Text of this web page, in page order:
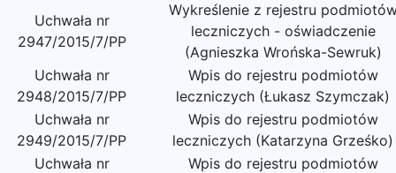
Uchwała nr
2947/2015/7/PP
Wykreślenie z rejestru
leczniczych - oświadczenie
(Agnieszka Wrońska-Sewruk)
Uchwała nr
2948/2015/7/PP
Wpis do rejestru podmiotów
leczniczych (Łukasz Szymczak)
Uchwała nr
2949/2015/7/PP
Wpis do rejestru podmiotów
leczniczych (Katarzyna Grześko)
Uchwała nr
Wpis do rejestru podmiotów